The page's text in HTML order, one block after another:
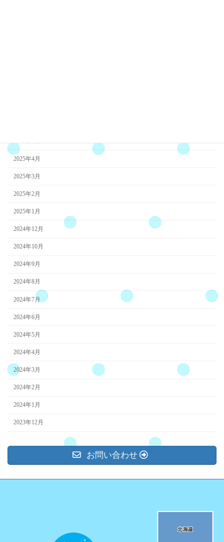
2025年4月
2025年3月
2025年2月
2025年1月
2024年12月
2024年10月
2024年9月
2024年8月
2024年7月
2024年6月
2024年5月
2024年4月
2024年3月
2024年2月
2024年1月
2023年12月
お問い合わせ